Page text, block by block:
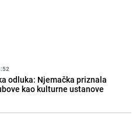
odluka: Njemačka priznala
kao kulturne ustanove